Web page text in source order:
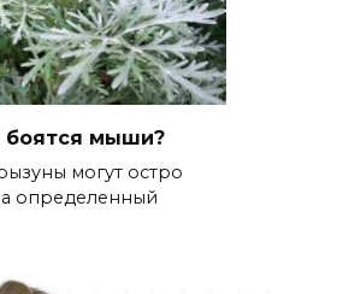
боятся мыши?
могут остро
определенный